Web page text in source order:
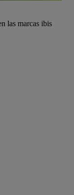
las marcas ibis